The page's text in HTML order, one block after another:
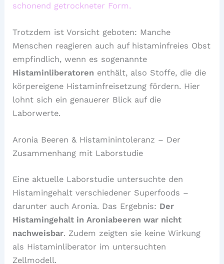
schonend getrockneter Form.
Trotzdem ist Vorsicht geboten: Manche
Menschen reagieren auch auf histaminfreies Obst
empfindlich, wenn es sogenannte
Histaminliberatoren enthält, also Stoffe, die die
körpereigene Histaminfreisetzung fördern. Hier
lohnt sich ein genauerer Blick auf die
Laborwerte.
Aronia Beeren & Histaminintoleranz – Der
Zusammenhang mit Laborstudie
Eine aktuelle Laborstudie untersuchte den
Histamingehalt verschiedener Superfoods –
darunter auch Aronia. Das Ergebnis: Der
Histamingehalt in Aroniabeeren war nicht
nachweisbar. Zudem zeigten sie keine Wirkung
als Histaminliberator im untersuchten
Zellmodell.